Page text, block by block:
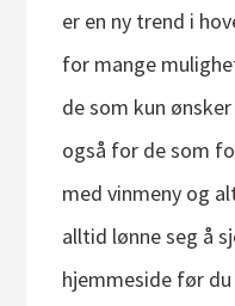
er en ny trend i
for mange
de som kun
også for de som
med vinmeny og
alltid lønne seg å
hjemmeside før